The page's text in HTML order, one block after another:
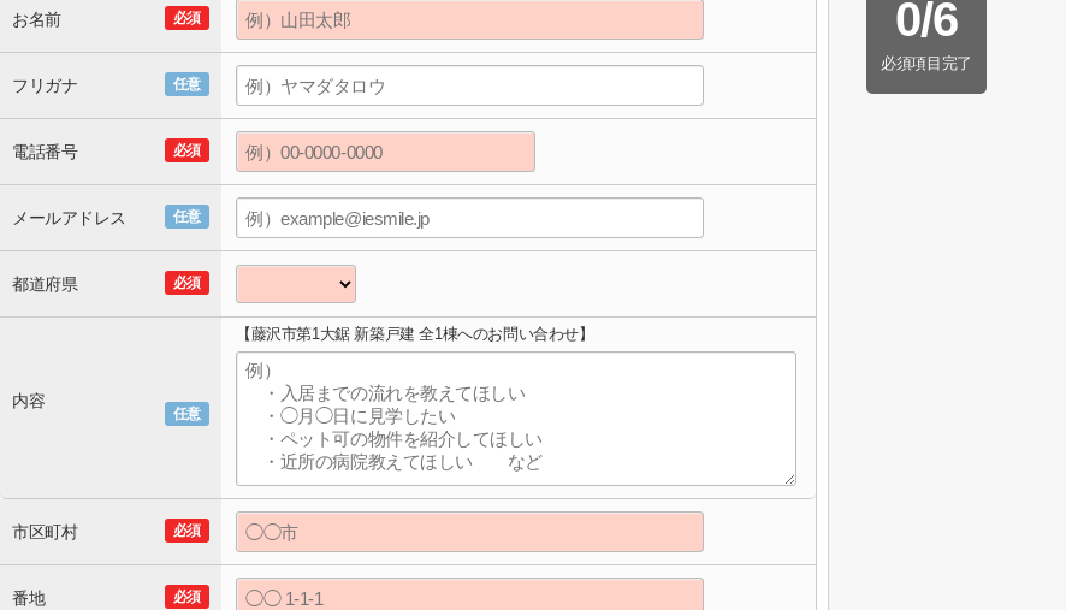
0/6
必須項目完了
必須
お名前
任意
フリガナ
必須
電話番号
任意
メールアドレス
必須
都道府県
任意
内容
【藤沢市第1大鋸 新築戸建 全1棟へのお問い合わせ】
必須
市区町村
必須
番地